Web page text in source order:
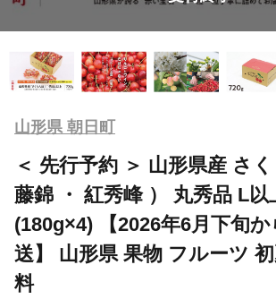
山形県 朝日町
＜ 先行予約 ＞ 山形県産 さ
藤錦 ・ 紅秀峰 ） 丸秀品 L以
(180g×4) 【2026年6月下旬
送】 山形県 果物 フルーツ
料